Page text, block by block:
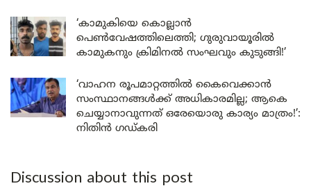
‘കാമുകിയെ കൊല്ലാൻ
പെൺവേഷത്തിലെത്തി; ഗുരുവായൂരിൽ
കാമുകനും ക്രിമിനൽ സംഘവും കുടുങ്ങി!’
‘വാഹന രൂപമാറ്റത്തിൽ കൈവെക്കാൻ
സംസ്ഥാനങ്ങൾക്ക് അധികാരമില്ല; ആകെ
ചെയ്യാനാവുന്നത് ഒരേയൊരു കാര്യം മാത്രം!’:
നിതിൻ ഗഡ്കരി
Discussion about this post